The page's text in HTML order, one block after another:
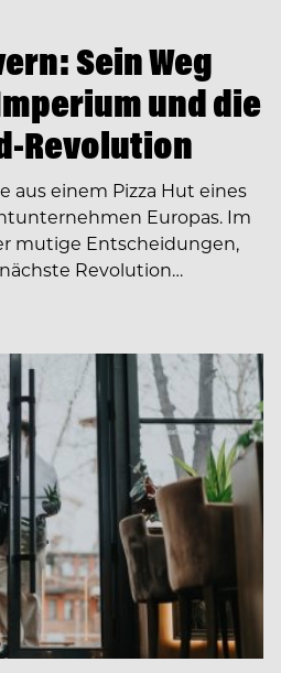
Sein Weg
und die
Revolution
aus einem Pizza Hut eines
Europas. Im
mutige Entscheidungen,
Revolution…